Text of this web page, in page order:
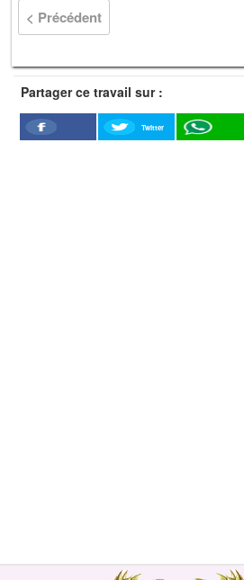
< Précédent
Partager ce travail sur :
Facebook
Twitter